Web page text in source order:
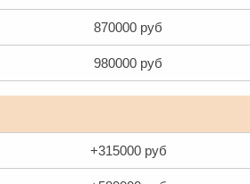
870000 руб
980000 руб
+315000 руб